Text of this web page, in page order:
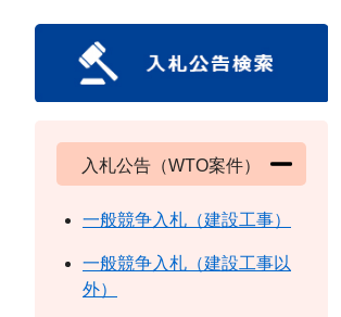
入札公告（WTO案件）
一般競争入札（建設工事）
一般競争入札（建設工事以
外）